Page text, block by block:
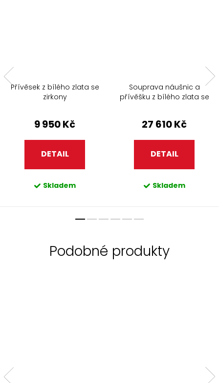
Přívěsek z bílého zlata se
zirkony
9 950 Kč
DETAIL
Skladem
Souprava náušnic a
přívěšku z bílého zlata se
27 610 Kč
DETAIL
Skladem